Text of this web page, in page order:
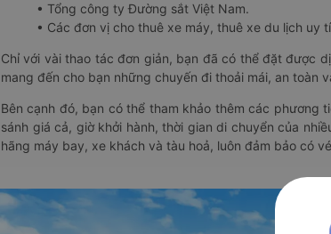
• Tổng công ty Đường sắt Việt Nam.
• Các đơn vị cho thuê xe máy, thuê xe du lịch uy
Chỉ với vài thao tác đơn giản, bạn đã có thể đặt được
mang đến cho bạn những chuyến đi thoải mái, an toàn
Bên cạnh đó, bạn có thể tham khảo thêm các phương
sánh giá cả, giờ khởi hành, thời gian di chuyển của
hãng máy bay, xe khách và tàu hoả, luôn đảm bảo có